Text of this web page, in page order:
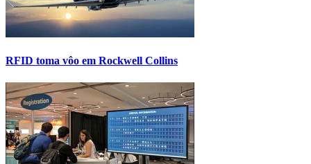
RFID toma vôo em Rockwell Collins